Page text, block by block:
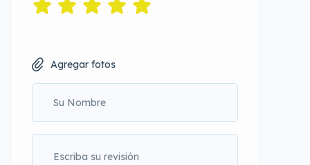
Agregar fotos